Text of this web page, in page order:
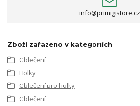
info@primigistore.cz
Zboží zařazeno v kategoriích
Oblečení
Holky
Oblečení pro holky
Oblečení